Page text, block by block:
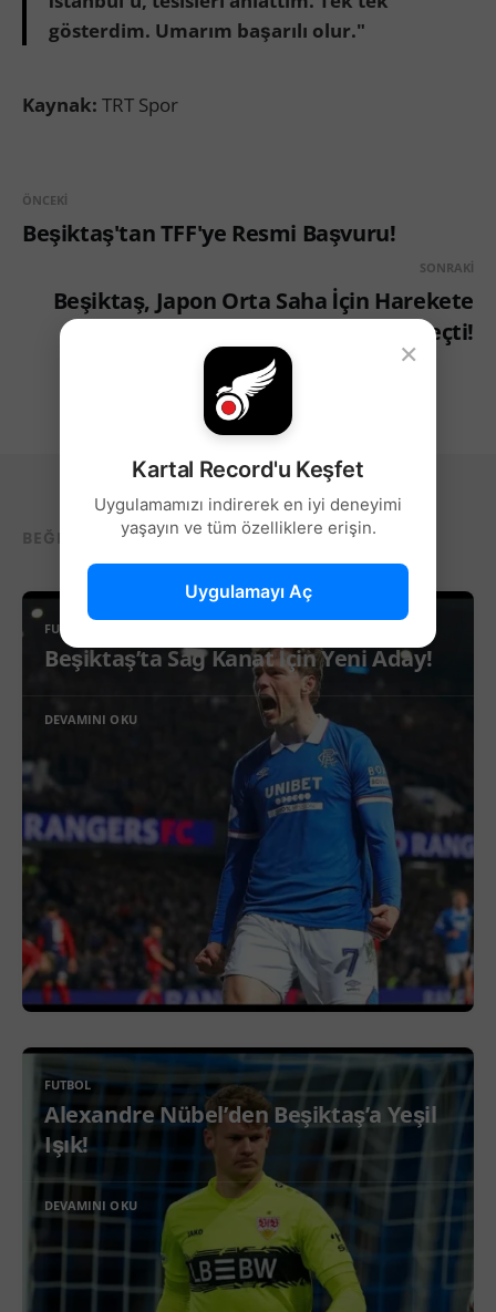
gösterdim. Umarım başarılı olur."
Kaynak: TRT Spor
ÖNCEKI
Beşiktaş'tan TFF'ye Resmi Başvuru!
SONRAKI
Beşiktaş, Japon Orta Saha İçin Harekete
Geçti!
BEĞENEBILECEĞIN DIĞER YAZILAR...
FUTBOL
Beşiktaş’ta Sağ Kanat İçin Yeni Aday!
DEVAMINI OKU
FUTBOL
Alexandre Nübel’den Beşiktaş’a Yeşil
Işık!
DEVAMINI OKU
×
Kartal Record'u Keşfet
Uygulamamızı indirerek en iyi deneyimi
yaşayın ve tüm özelliklere erişin.
Uygulamayı Aç